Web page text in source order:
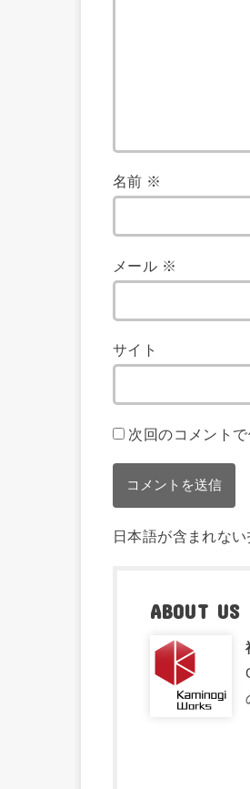
名前 ※
メール ※
サイト
次回のコメント
日本語が含まれな
ABOUT US